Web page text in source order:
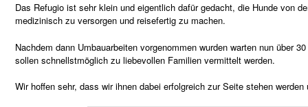
Das Refugio ist sehr klein und eigentlich dafür gedacht, die Hunde von
medizinisch zu versorgen und reisefertig zu machen.
Nachdem dann Umbauarbeiten vorgenommen wurden warten nun über
sollen schnellstmöglich zu liebevollen Familien vermittelt werden.
Wir hoffen sehr, dass wir ihnen dabei erfolgreich zur Seite stehen